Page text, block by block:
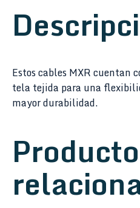
Estos cables MXR cuentan
tela tejida para una
mayor durabilidad.